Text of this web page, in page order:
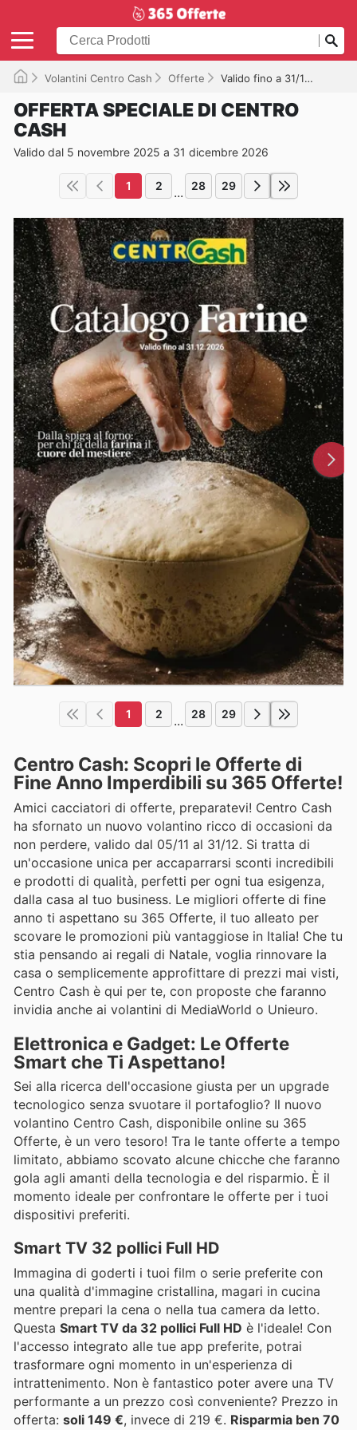
Volantini Centro Cash Offerte Valido fino a 31/12/2026
OFFERTA SPECIALE DI CENTRO
CASH
Valido dal 5 novembre 2025 a 31 dicembre 2026
1 2 ... 28 29
1 2 ... 28 29
Centro Cash: Scopri le Offerte di
Fine Anno Imperdibili su 365 Offerte!
Amici cacciatori di offerte, preparatevi! Centro Cash
ha sfornato un nuovo volantino ricco di occasioni da
non perdere, valido dal 05/11 al 31/12. Si tratta di
un'occasione unica per accaparrarsi sconti incredibili
e prodotti di qualità, perfetti per ogni tua esigenza,
dalla casa al tuo business. Le migliori offerte di fine
anno ti aspettano su 365 Offerte, il tuo alleato per
scovare le promozioni più vantaggiose in Italia! Che tu
stia pensando ai regali di Natale, voglia rinnovare la
casa o semplicemente approfittare di prezzi mai visti,
Centro Cash è qui per te, con proposte che faranno
invidia anche ai volantini di MediaWorld o Unieuro.
Elettronica e Gadget: Le Offerte
Smart che Ti Aspettano!
Sei alla ricerca dell'occasione giusta per un upgrade
tecnologico senza svuotare il portafoglio? Il nuovo
volantino Centro Cash, disponibile online su 365
Offerte, è un vero tesoro! Tra le tante offerte a tempo
limitato, abbiamo scovato alcune chicche che faranno
gola agli amanti della tecnologia e del risparmio. È il
momento ideale per confrontare le offerte per i tuoi
dispositivi preferiti.
Smart TV 32 pollici Full HD
Immagina di goderti i tuoi film o serie preferite con
una qualità d'immagine cristallina, magari in cucina
mentre prepari la cena o nella tua camera da letto.
Questa Smart TV da 32 pollici Full HD è l'ideale! Con
l'accesso integrato alle tue app preferite, potrai
trasformare ogni momento in un'esperienza di
intrattenimento. Non è fantastico poter avere una TV
performante a un prezzo così conveniente? Prezzo in
offerta: soli 149 €, invece di 219 €. Risparmia ben 70